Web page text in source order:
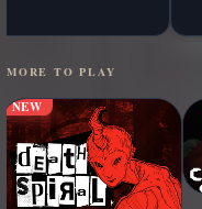
MORE TO PLAY
NEW